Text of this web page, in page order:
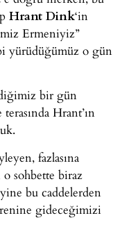
Hrant Dink‘in
Ermeniyiz”
yürüdüğümüz o gün
bir gün
Hrant’ın
fazlasına
o sohbette biraz
bu caddelerden
gideceğimizi